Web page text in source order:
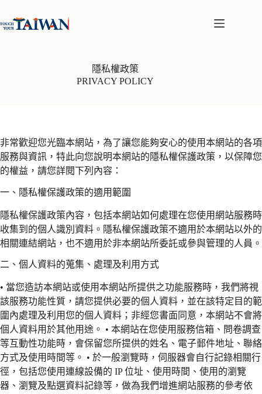
至
隱私權政策
PRIVACY POLICY
非常歡迎您光臨本網站，為了讓您能夠安心的使用本網站的各項
服務與資訊，特此向您說明本網站的隱私權保護政策，以保障您
的權益，請您詳閱下列內容：
一、隱私權保護政策的適用範圍
隱私權保護政策內容，包括本網站如何處理在您使用網站服務時
收集到的個人識別資料。隱私權保護政策不適用於本網站以外的
相關連結網站，也不適用於非本網站所委託或參與管理的人員。
二、個人資料的蒐集、處理及利用方式
• 當您造訪本網站或使用本網站所提供之功能服務時，我們將視
該服務功能性質，請您提供必要的個人資料，並在該特定目的範
圍內處理及利用您的個人資料；非經您書面同意，本網站不會將
個人資料用於其他用途。 • 本網站在您使用服務信箱、問卷調查
等互動性功能時，會保留您所提供的姓名、電子郵件地址、聯絡
方式及使用時間等。 • 於一般瀏覽時，伺服器會自行記錄相關行
徑，包括您使用連線設備的 IP 位址、使用時間、使用的瀏覽
器、瀏覽及點選資料記錄等，做為我們增進網站服務的參考依